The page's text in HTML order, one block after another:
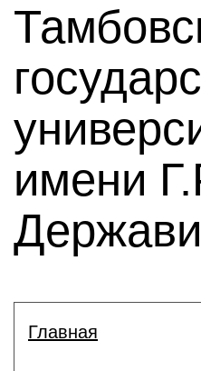
имени
Главная